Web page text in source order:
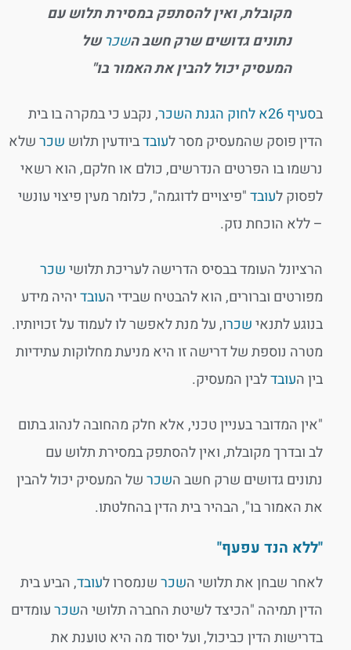
מקובלת, ואין להסתפק במסירת תלוש עם
נתונים גדושים שרק חשב השכרשל
המעסיק יכול להבין את האמור בו"
בסעיף 26א לחוק הגנת השכר
, נקבע כי במקרה בו בית
הדין פוסק שהמעסיק מסר לעובדביודעין תלוששכרשלא
נרשמו בו הפרטים הנדרשים, כולם או חלקם, הוא רשאי
לפסוק לעובד"פיצויים לדוגמה", כלומר מעין פיצוי עונשי
– ללא הוכחת נזק.
הרציונל העומד בבסיס הדרישה לעריכת תלושישכר
מפורטים וברורים, הוא להבטיח שבידי העובדיהיה מידע
בנוגע לתנאישכרו, על מנת לאפשר לו לעמוד על זכויותיו.
מטרה נוספת של דרישה זו היא מניעת מחלוקות עתידיות
בין העובדלבין המעסיק.
"אין המדובר בעניין טכני, אלא חלק מהחובה לנהוג בתום
לב ובדרך מקובלת, ואין להסתפק במסירת תלוש עם
נתונים גדושים שרק חשב השכרשל המעסיק יכול להבין
את האמור בו", הבהיר בית הדין בהחלטתו.
"ללא הנד עפעף"
לאחר שבחן את תלושי השכרשנמסרו לעובד, הביע בית
הדין תמיהה "הכיצד לשיטת החברה תלושי השכרעומדים
בדרישות הדין כביכול, ועל יסוד מה היא טוענת את